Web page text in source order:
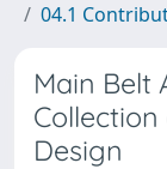
04.1
Main Belt
Design